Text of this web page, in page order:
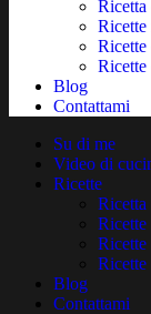
Ricetta
Ricette
Ricette
Ricette
Blog
Contattami
Su di me
Video di
Ricette
Ricetta
Ricette
Ricette
Ricette
Blog
Contattami